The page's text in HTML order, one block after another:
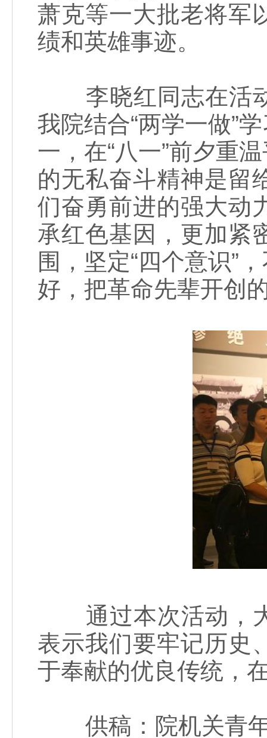
萧克等一大批老将军
绩和英雄事迹。
李晓红同志在活动
我院结合“两学一做”
一，在“八一”前夕重
的无私奋斗精神是留
们奋勇前进的强大动
承红色基因，更加紧
围，坚定“四个意识”
好，把革命先辈开创
通过本次活动，大
表示我们要牢记历史
于奉献的优良传统，
供稿：院机关青年